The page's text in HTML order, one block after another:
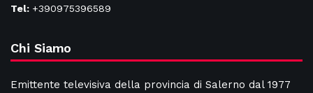
Tel: +390975396589
Chi Siamo
Emittente televisiva della provincia di Salerno dal 1977